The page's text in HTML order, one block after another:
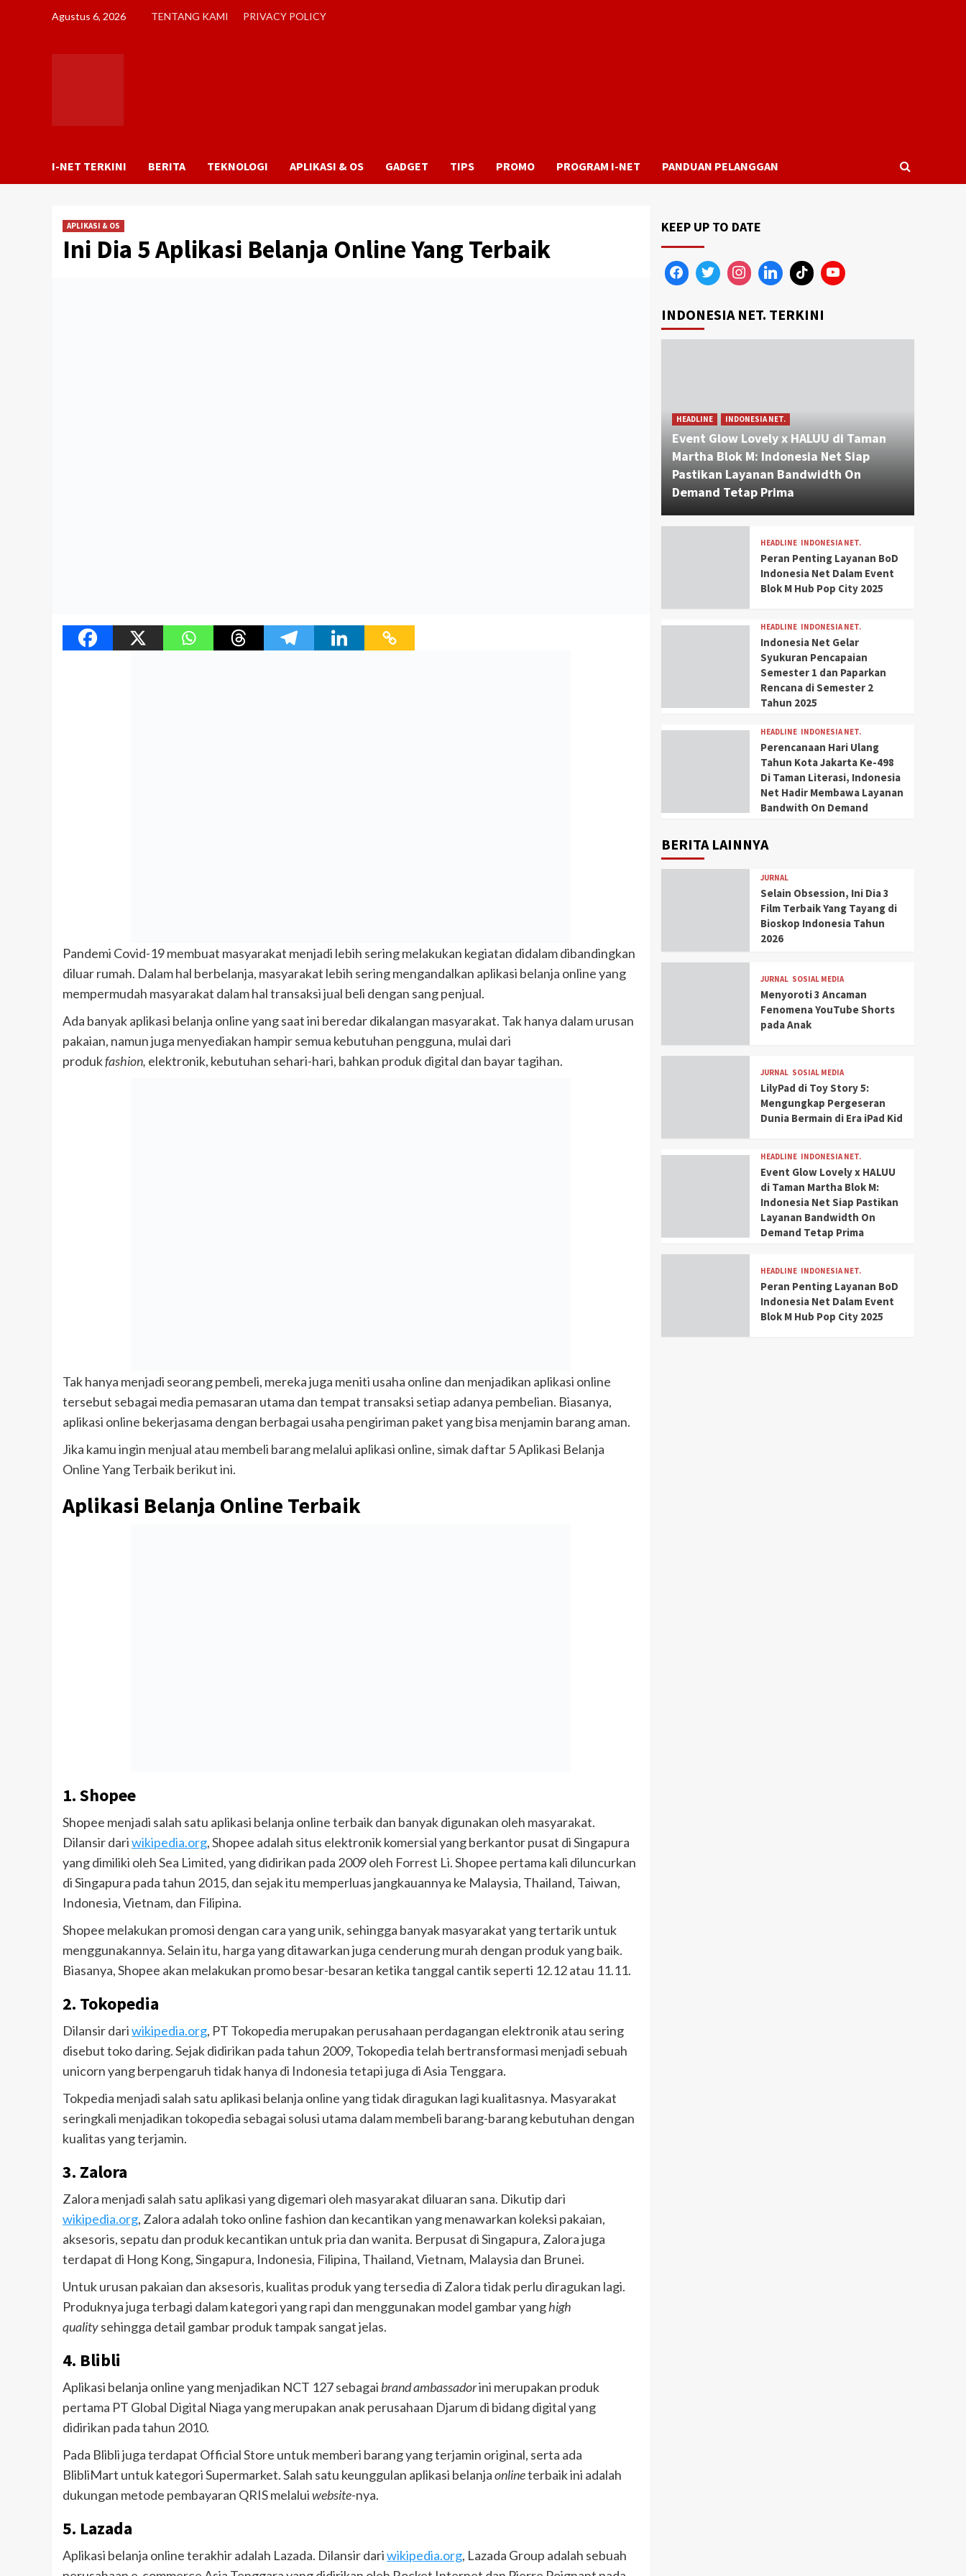
Agustus 6, 2026 TENTANG KAMI PRIVACY POLICY
I-NET TERKINI BERITA TEKNOLOGI APLIKASI & OS GADGET TIPS PROMO PROGRAM I-NET PANDUAN PELANGGAN
APLIKASI & OS
Ini Dia 5 Aplikasi Belanja Online Yang Terbaik
Pandemi Covid-19 membuat masyarakat menjadi lebih sering melakukan kegiatan didalam dibandingkan
diluar rumah. Dalam hal berbelanja, masyarakat lebih sering mengandalkan aplikasi belanja online yang
mempermudah masyarakat dalam hal transaksi jual beli dengan sang penjual.
Ada banyak aplikasi belanja online yang saat ini beredar dikalangan masyarakat. Tak hanya dalam urusan
pakaian, namun juga menyediakan hampir semua kebutuhan pengguna, mulai dari
produkfashion, elektronik, kebutuhan sehari-hari, bahkan produk digital dan bayar tagihan.
Tak hanya menjadi seorang pembeli, mereka juga meniti usaha online dan menjadikan aplikasi online
tersebut sebagai media pemasaran utama dan tempat transaksi setiap adanya pembelian. Biasanya,
aplikasi online bekerjasama dengan berbagai usaha pengiriman paket yang bisa menjamin barang aman.
Jika kamu ingin menjual atau membeli barang melalui aplikasi online, simak daftar 5 Aplikasi Belanja
Online Yang Terbaik berikut ini.
Aplikasi Belanja Online Terbaik
1. Shopee
Shopee menjadi salah satu aplikasi belanja online terbaik dan banyak digunakan oleh masyarakat.
Dilansir dariwikipedia.org, Shopee adalah situs elektronik komersial yang berkantor pusat di Singapura
yang dimiliki oleh Sea Limited, yang didirikan pada 2009 oleh Forrest Li. Shopee pertama kali diluncurkan
di Singapura pada tahun 2015, dan sejak itu memperluas jangkauannya ke Malaysia, Thailand, Taiwan,
Indonesia, Vietnam, dan Filipina.
Shopee melakukan promosi dengan cara yang unik, sehingga banyak masyarakat yang tertarik untuk
menggunakannya. Selain itu, harga yang ditawarkan juga cenderung murah dengan produk yang baik.
Biasanya, Shopee akan melakukan promo besar-besaran ketika tanggal cantik seperti 12.12 atau 11.11.
2. Tokopedia
Dilansir dariwikipedia.org, PT Tokopedia merupakan perusahaan perdagangan elektronik atau sering
disebut toko daring. Sejak didirikan pada tahun 2009, Tokopedia telah bertransformasi menjadi sebuah
unicorn yang berpengaruh tidak hanya di Indonesia tetapi juga di Asia Tenggara.
Tokpedia menjadi salah satu aplikasi belanja online yang tidak diragukan lagi kualitasnya. Masyarakat
seringkali menjadikan tokopedia sebagai solusi utama dalam membeli barang-barang kebutuhan dengan
kualitas yang terjamin.
3. Zalora
Zalora menjadi salah satu aplikasi yang digemari oleh masyarakat diluaran sana. Dikutip dari
wikipedia.org, Zalora adalah toko online fashion dan kecantikan yang menawarkan koleksi pakaian,
aksesoris, sepatu dan produk kecantikan untuk pria dan wanita. Berpusat di Singapura, Zalora juga
terdapat di Hong Kong, Singapura, Indonesia, Filipina, Thailand, Vietnam, Malaysia dan Brunei.
Untuk urusan pakaian dan aksesoris, kualitas produk yang tersedia di Zalora tidak perlu diragukan lagi.
Produknya juga terbagi dalam kategori yang rapi dan menggunakan model gambar yanghigh
qualitysehingga detail gambar produk tampak sangat jelas.
4. Blibli
Aplikasi belanja online yang menjadikan NCT 127 sebagai brand ambassadorini merupakan produk
pertama PT Global Digital Niaga yang merupakan anak perusahaan Djarum di bidang digital yang
didirikan pada tahun 2010.
Pada Blibli juga terdapat Official Store untuk memberi barang yang terjamin original, serta ada
BlibliMart untuk kategori Supermarket. Salah satu keunggulan aplikasi belanjaonlineterbaik ini adalah
dukungan metode pembayaran QRIS melaluiwebsite-nya.
5. Lazada
Aplikasi belanja online terakhir adalah Lazada. Dilansir dariwikipedia.org, Lazada Group adalah sebuah
KEEP UP TO DATE
INDONESIA NET. TERKINI
HEADLINE INDONESIA NET.
Event Glow Lovely x HALUU di Taman
Martha Blok M: Indonesia Net Siap
Pastikan Layanan Bandwidth On
Demand Tetap Prima
HEADLINE INDONESIA NET.
Peran Penting Layanan BoD
Indonesia Net Dalam Event
Blok M Hub Pop City 2025
HEADLINE INDONESIA NET.
Indonesia Net Gelar
Syukuran Pencapaian
Semester 1 dan Paparkan
Rencana di Semester 2
Tahun 2025
HEADLINE INDONESIA NET.
Perencanaan Hari Ulang
Tahun Kota Jakarta Ke-498
Di Taman Literasi, Indonesia
Net Hadir Membawa Layanan
Bandwith On Demand
BERITA LAINNYA
JURNAL
Selain Obsession, Ini Dia 3
Film Terbaik Yang Tayang di
Bioskop Indonesia Tahun
2026
JURNAL SOSIAL MEDIA
Menyoroti 3 Ancaman
Fenomena YouTube Shorts
pada Anak
JURNAL SOSIAL MEDIA
LilyPad di Toy Story 5:
Mengungkap Pergeseran
Dunia Bermain di Era iPad Kid
HEADLINE INDONESIA NET.
Event Glow Lovely x HALUU
di Taman Martha Blok M:
Indonesia Net Siap Pastikan
Layanan Bandwidth On
Demand Tetap Prima
HEADLINE INDONESIA NET.
Peran Penting Layanan BoD
Indonesia Net Dalam Event
Blok M Hub Pop City 2025